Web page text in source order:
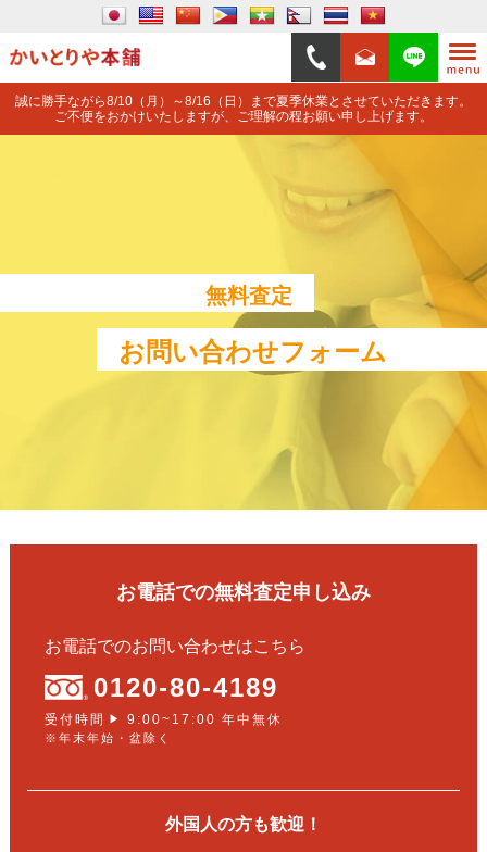
誠に勝手ながら8/10（月）～8/16（日）まで夏季休業とさせていただきます。
ご不便をおかけいたしますが、ご理解の程お願い申し上げます。
無料査定
お問い合わせフォーム
お電話での無料査定申し込み
お電話でのお問い合わせはこちら
0120-80-4189
受付時間 ▶ 9:00~17:00 年中無休
※年末年始・盆除く
外国人の方も歓迎！